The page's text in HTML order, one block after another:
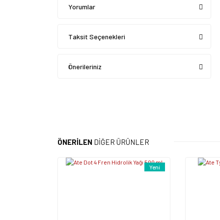
Yorumlar
Taksit Seçenekleri
Önerileriniz
ÖNERİLEN DİĞER ÜRÜNLER
Yeni